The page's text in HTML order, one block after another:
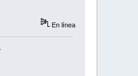
En línea